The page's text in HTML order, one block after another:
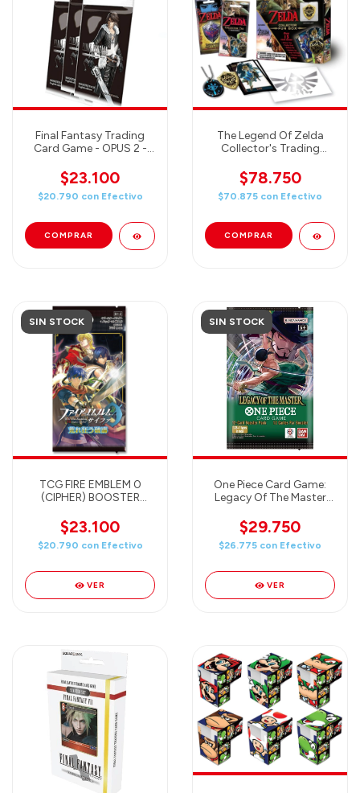
Final Fantasy Trading
Card Game - OPUS 2 -
$23.100
$20.790 con Efectivo
The Legend Of Zelda
Collector's Trading
of 6 cards each / Poster /
Foil Card / Collector Pin /
Gold Foil & More!
$78.750
$70.875 con Efectivo
SIN STOCK
TCG FIRE EMBLEM 0
(CIPHER) BOOSTER
B12
$23.100
$20.790 con Efectivo
VER
SIN STOCK
One Piece Card Game:
Legacy Of The Master
One Piece TCG English
$29.750
$26.775 con Efectivo
VER